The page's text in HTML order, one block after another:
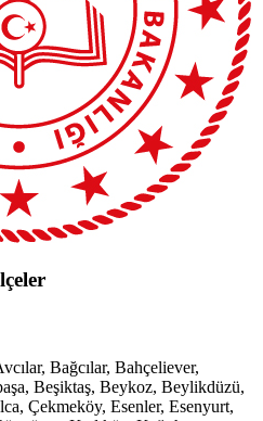
Bağcılar, Bahçeliever,
Beşiktaş, Beykoz, Beylikdüzü,
Çekmeköy, Esenler, Esenyurt,